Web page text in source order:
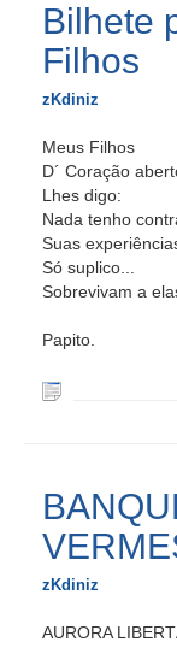
Bilhete
Filhos
zKdiniz
Meus Filhos
D´ Coração
Lhes digo:
Nada tenho
Suas
Só suplico...
Sobrevivam a
Papito.
zKdiniz
AURORA